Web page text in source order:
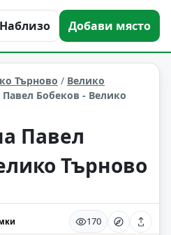
Наблизо Добави място
Търново
Търново / Велико
Бобеков - Велико
Павел
Търново
170